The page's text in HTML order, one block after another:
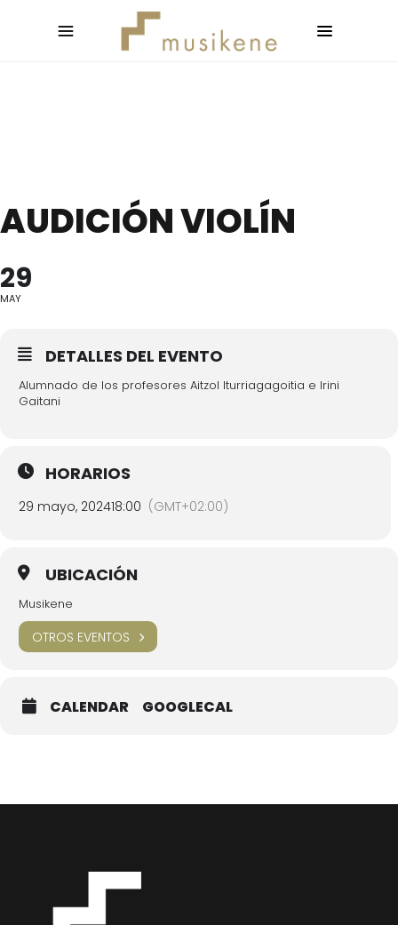
AUDICIÓN VIOLÍN
29
MAY
DETALLES DEL EVENTO
Alumnado de los profesores Aitzol Iturriagagoitia e Irini
Gaitani
HORARIOS
29 mayo, 202418:00 (GMT+02:00)
UBICACIÓN
Musikene
OTROS EVENTOS
CALENDAR GOOGLECAL